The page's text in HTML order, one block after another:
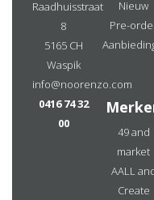
Raadhuisstraat
8
5165 CH
Waspik
info@noorenzo.com
0416 74 32
00
Nieuw
Pre-
49 and
market
AALL
Create